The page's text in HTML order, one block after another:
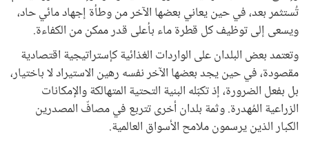
تُستثمر بعد، في حين يعاني بعضها الآخر من وطأة إجهاد مائي حاد،
ويسعى إلى توظيف كل قطرة ماء بأعلى قدر ممكن من الكفاءة.
وتعتمد بعض البلدان على الواردات الغذائية كإستراتيجية اقتصادية
مقصودة، في حين يجد بعضها الآخر نفسه رهين الاستيراد لا باختيار،
بل بفعل الضرورة، إذ تكبّله البنية التحتية المتهالكة والإمكانات
الزراعية المُهدرة. وثمة بلدان أخرى تتربع في مصافّ المصدرين
الكبار الذين يرسمون ملامح الأسواق العالمية.